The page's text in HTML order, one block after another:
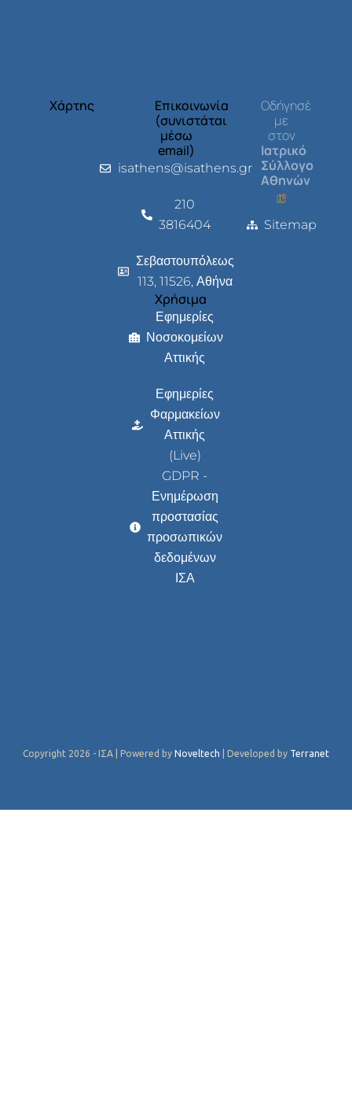
Χάρτης
Επικοινωνία
(συνιστάται
μέσω
email)
isathens@isathens.gr
210
3816404
Σεβαστουπόλεως
113, 11526, Αθήνα
Χρήσιμα
Εφημερίες
Νοσοκομείων
Αττικής
Εφημερίες
Φαρμακείων
Αττικής
(Live)
GDPR -
Ενημέρωση
προστασίας
προσωπικών
δεδομένων
ΙΣΑ
Οδήγησέ
με
στον
Ιατρικό
Σύλλογο
Αθηνών
Sitemap
Copyright 2026 - ΙΣΑ | Powered by Noveltech | Developed by Terranet